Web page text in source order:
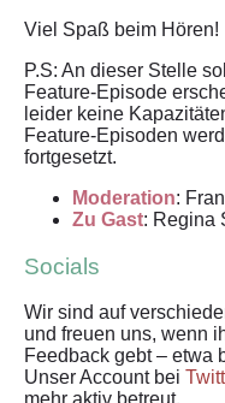
Viel Spaß beim Hören!
P.S: An dieser Stelle
Feature-Episode
leider keine
Feature-Episoden
fortgesetzt.
Moderation:
Zu Gast: Regina
Socials
Wir sind auf
und freuen uns, wenn
Feedback gebt – etwa
Unser Account bei